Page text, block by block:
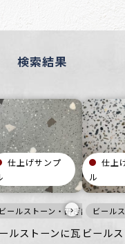
検索結果
仕上げ 灰 壁 床 家
仕上げサンプ
ビールストーン・研ぎ出し仕上げ
›
ルストーンに瓦
仕上
ル
ビール
ビール